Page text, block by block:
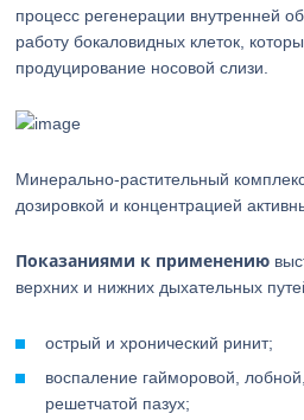
процесс регенерации внутренней
работу бокаловидных клеток,
продуцирование носовой слизи.
Минерально-растительный
дозировкой и концентрацией
Показаниями к применению
верхних и нижних дыхательных
острый и хронический ринит;
воспаление гайморовой,
решетчатой пазух;